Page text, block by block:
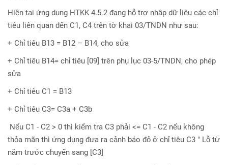
Hiện tại ứng dụng HTKK 4.5.2 đang hỗ trợ nhập dữ liệu các chỉ
tiêu liên quan đến C1, C4 trên tờ khai 03/TNDN như sau:
+ Chỉ tiêu B13 = B12 – B14, cho sửa
+ Chỉ tiêu B14= chỉ tiêu [09] trên phụ lục 03-5/TNDN, cho phép
sửa
+ Chỉ tiêu C1 = B13
+ Chỉ tiêu C3= C3a + C3b
Nếu C1 - C2 > 0 thì kiểm tra C3 phải <= C1 - C2 nếu không
thỏa mãn thì ứng dụng đưa ra cảnh báo đỏ ở chỉ tiêu C3 " Lỗ từ
năm trước chuyển sang [C3]